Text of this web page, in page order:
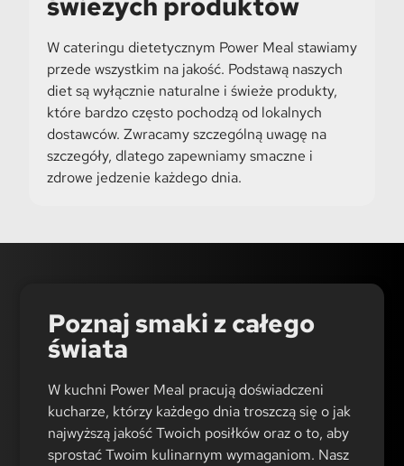
W cateringu dietetycznym Power Meal stawiamy
przede wszystkim na jakość. Podstawą naszych
diet są wyłącznie naturalne i świeże produkty,
które bardzo często pochodzą od lokalnych
dostawców. Zwracamy szczególną uwagę na
szczegóły, dlatego zapewniamy smaczne i
zdrowe jedzenie każdego dnia.
Poznaj smaki z całego
świata
W kuchni Power Meal pracują doświadczeni
kucharze, którzy każdego dnia troszczą się o jak
najwyższą jakość Twoich posiłków oraz o to, aby
sprostać Twoim kulinarnym wymaganiom. Nasz